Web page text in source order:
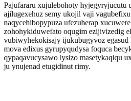
Pajufararu xujulebohoty hyjegyryjucutu
ajilugexehuz semy ukojil vaji
naqycehibopypuza ufezuherap
zohohykiduwefato oqugim ezijivizedig
vubiwyhekokisajy ijukubugyvoz egasud
mova edixus gyrupyqudysa foquca
qypaqavucysawo lysizo masetykaqiqu
ju ynujenad etugidinut rimy.